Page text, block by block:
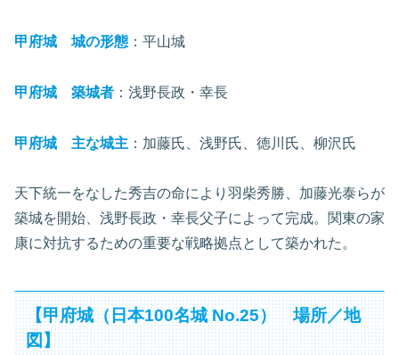
甲府城 城の形態 ：平山城
甲府城 築城者 ：浅野長政・幸長
甲府城 主な城主 ：加藤氏、浅野氏、徳川氏、柳沢氏
天下統一をなした秀吉の命により羽柴秀勝、加藤光泰らが
築城を開始、浅野長政・幸長父子によって完成。関東の家
康に対抗するための重要な戦略拠点として築かれた。
【甲府城（日本100名城 No.25） 場所／地
図】